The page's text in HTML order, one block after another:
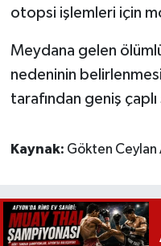
otopsi işlemleri için
Meydana gelen
nedeninin belirlenmesi
tarafından geniş
Kaynak: Gökten Ceylan